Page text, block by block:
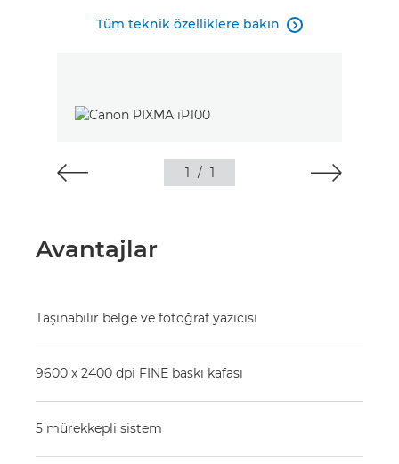
Tüm teknik özelliklere bakın 
1 / 1
Avantajlar
Taşınabilir belge ve fotoğraf yazıcısı
9600 x 2400 dpi FINE baskı kafası
5 mürekkepli sistem